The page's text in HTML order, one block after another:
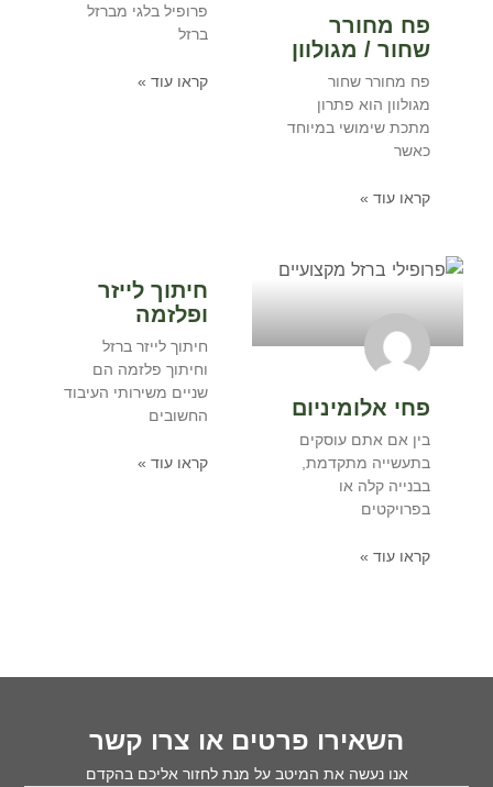
פח מחורר
שחור / מגולוון
פח מחורר שחור
מגולוון הוא פתרון
מתכת שימושי במיוחד
כאשר
קראו עוד »
פרופיל בלגי מברזל
ברזל
קראו עוד »
פחי אלומיניום
בין אם אתם עוסקים
בתעשייה מתקדמת,
בבנייה קלה או
בפרויקטים
קראו עוד »
חיתוך לייזר
ופלזמה
חיתוך לייזר ברזל
וחיתוך פלזמה הם
שניים משירותי העיבוד
החשובים
קראו עוד »
השאירו פרטים או צרו קשר
אנו נעשה את המיטב על מנת לחזור אליכם בהקדם